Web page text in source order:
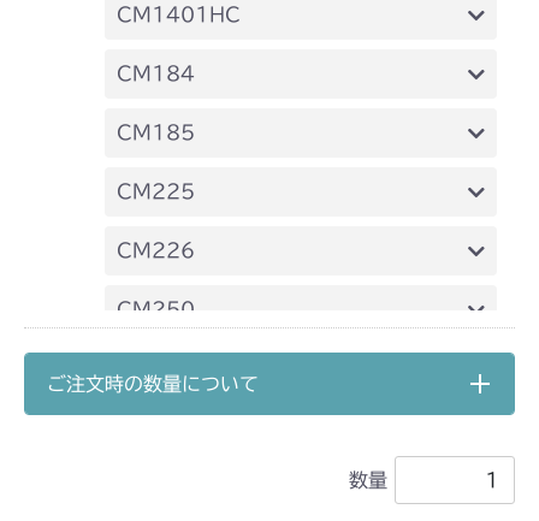
本体 FIG14 刈刃駆動
CM1401HC
本体 FIG15 刈刃駆動
CM184
本体 FIG18 刈刃駆動
CM185
本体 FIG16 刈刃駆動
CM225
本体 FIG24 刈刃駆動
CM226
本体 FIG22 刈刃駆動
CM250
ご注文時の数量について
数量